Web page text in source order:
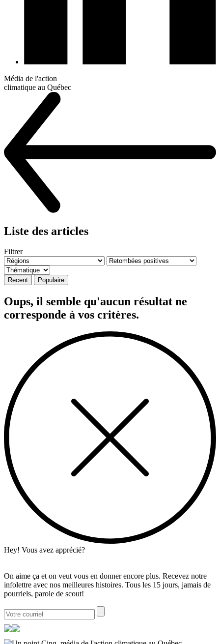
Média de l'action
climatique au Québec
Liste des articles
Filtrer
Recent Populaire
Oups, il semble qu'aucun résultat ne
corresponde à vos critères.
Hey! Vous avez apprécié?
On aime ça et on veut vous en donner encore plus. Recevez notre
infolettre avec nos meilleures histoires. Tous les 15 jours, jamais de
pourriels, parole de scout!